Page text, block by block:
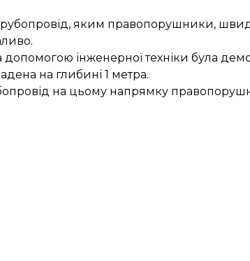
яким правопорушники,
інженерної техніки була
на глибині 1 метра.
на цьому напрямку